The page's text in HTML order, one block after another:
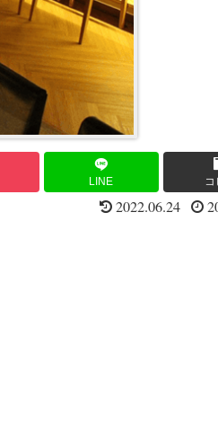
LINE コ
2022.06.24